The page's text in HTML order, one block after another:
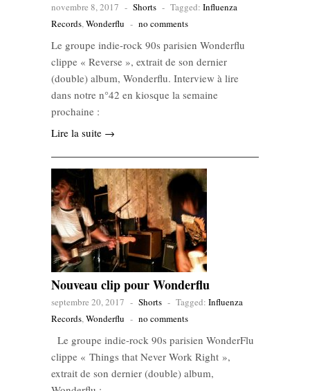
novembre 8, 2017 - Shorts - Tagged: Influenza
Records,Wonderflu - no comments
Le groupe indie-rock 90s parisien Wonderflu
clippe « Reverse », extrait de son dernier
(double) album, Wonderflu. Interview à lire
dans notre n°42 en kiosque la semaine
prochaine :
Lire la suite →
Nouveau clip pour Wonderflu
septembre 20, 2017 - Shorts - Tagged: Influenza
Records,Wonderflu - no comments
Le groupe indie-rock 90s parisien WonderFlu
clippe « Things that Never Work Right »,
extrait de son dernier (double) album,